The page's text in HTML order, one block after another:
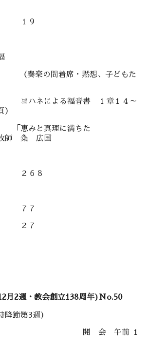
９
間着席・黙想、子どもた
よる福音書 １章１４～
）
と真理に満ちた
広国
６８
７
７
月2週・教会創立138周年)No.50
節第3週）
午前 １